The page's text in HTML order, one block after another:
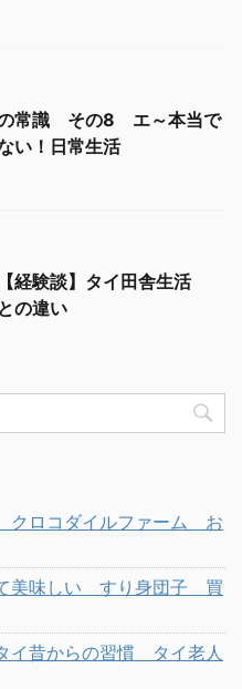
の常識 その8 エ～本当で
い！日常生活
経験談】タイ田舎生活
の違い
ロコダイルファーム お
美味しい すり身団子 買
昔からの習慣 タイ老人